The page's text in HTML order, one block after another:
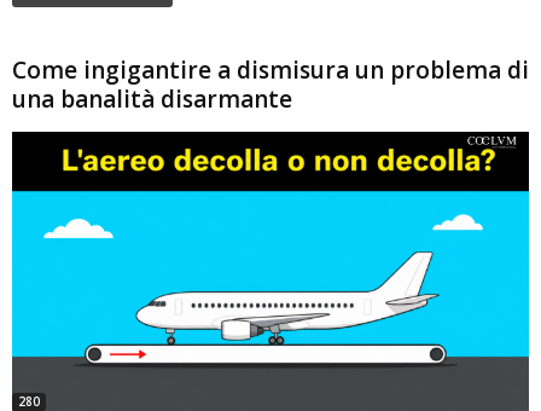
Come ingigantire a dismisura un problema di
una banalità disarmante
280